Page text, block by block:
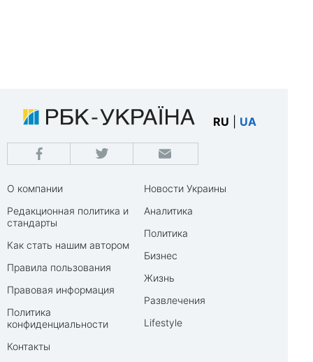
RU UA
О компании
Редакционная политика и
стандарты
Как стать нашим автором
Правила пользования
Правовая информация
Политика
конфиденциальности
Контакты
Новости Украины
Аналитика
Политика
Бизнес
Жизнь
Развлечения
Lifestyle